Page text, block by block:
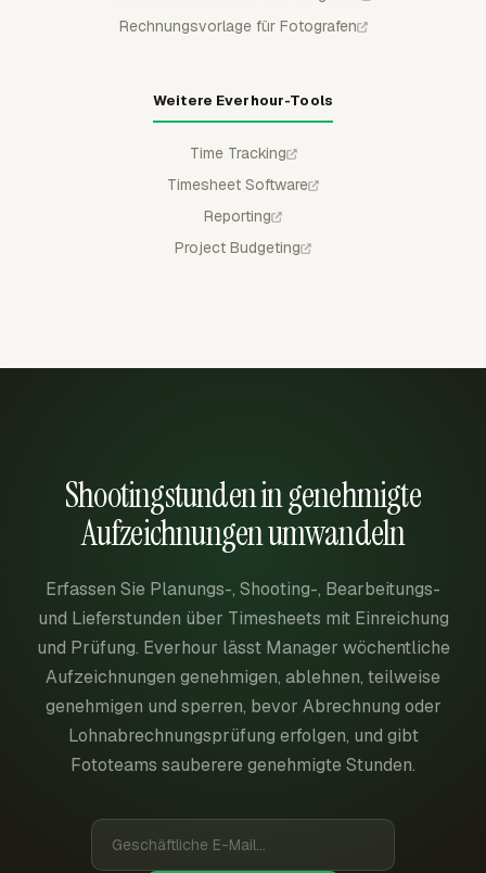
Rechnungsvorlage für Fotografen
Weitere Everhour-Tools
Time Tracking
Timesheet Software
Reporting
Project Budgeting
Shootingstunden in genehmigte
Aufzeichnungen umwandeln
Erfassen Sie Planungs-, Shooting-, Bearbeitungs-
und Lieferstunden über Timesheets mit Einreichung
und Prüfung. Everhour lässt Manager wöchentliche
Aufzeichnungen genehmigen, ablehnen, teilweise
genehmigen und sperren, bevor Abrechnung oder
Lohnabrechnungsprüfung erfolgen, und gibt
Fototeams sauberere genehmigte Stunden.